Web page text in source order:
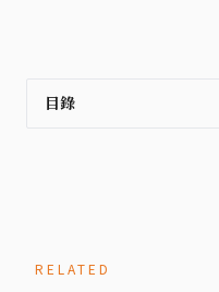
目錄
RELATED